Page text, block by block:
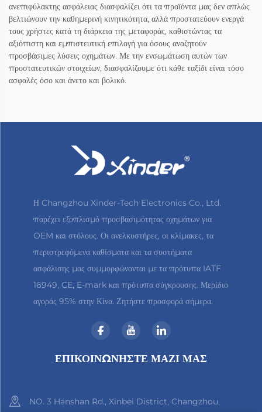
ανεπιφύλακτης ασφάλειας διασφαλίζει ότι τα προϊόντα μας δεν απλώς
βελτιώνουν την καθημερινή κινητικότητα, αλλά προστατεύουν ενεργά
τους χρήστες κατά τη διάρκεια της μεταφοράς, καθιστώντας τα
αξιόπιστη και εμπιστευτική επιλογή για όσους αναζητούν
προσβάσιμες λύσεις οχημάτων. Με την ενσωμάτωση αυτών των
προστατευτικών στοιχείων, διασφαλίζουμε ότι κάθε ταξίδι είναι τόσο
ασφαλές όσο και άνετο και βολικό.
Η Changzhou Xinder-Tech Electronics Co., Ltd.
παρέχει εξοπλισμό προσβασιμότητας οχημάτων για
OEM και στόλους. Οι ανελκυστήρες, οι κλίμακες, τα
περιστρεφόμενα καθίσματα και τα συστήματα
ασφάλισης μας συμμορφώνονται με τα πρότυπα IATF
16949, CE, E-mark και πρότυπα σύγκρουσης. Μερίδιο
αγοράς 95% στην Κίνα. Ζητήστε προσφορά σήμερα.
ΕΠΙΚΟΙΝΩΝΉΣΤΕ ΜΑΖΊ ΜΑΣ
NO. 3 Hanshan Rd., Xinbei District, Changzhou,